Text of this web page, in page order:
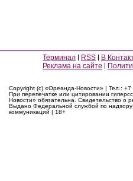
Терминал RSS В
Реклама на сайте
Copyright (c) «Ореанда-Новости» | Тел.: +7
При перепечатке или цитировании
Новости» обязательна. Свидетельство
Выдано Федеральной службой по
коммуникаций | 18+